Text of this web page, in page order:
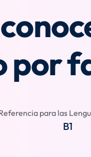
por
para las
B1